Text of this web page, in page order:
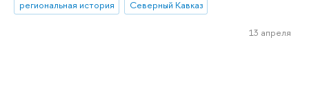
региональная история
Северный Кавказ
13 апреля